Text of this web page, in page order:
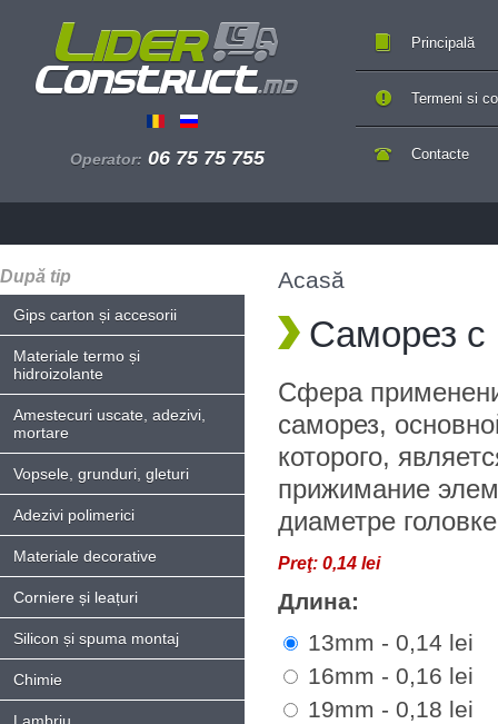
Operator: 06 75 75 755
Principală
Contacte
Termeni si
După tip
Gips carton și accesorii
Materiale termo și
hidroizolante
Amestecuri uscate, adezivi,
mortare
Vopsele, grunduri, gleturi
Adezivi polimerici
Materiale decorative
Corniere și leațuri
Silicon și spuma montaj
Chimie
Acasă
Саморез с
Сфера
саморез,
которого,
прижимание
диаметре
Preţ: 0,14 lei
Длина:
13mm - 0,14 lei
16mm - 0,16 lei
19mm - 0,18 lei